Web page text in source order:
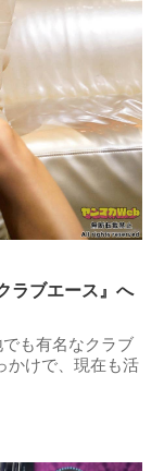
ラブエース』へ
も有名なクラブ
かけで、現在も活